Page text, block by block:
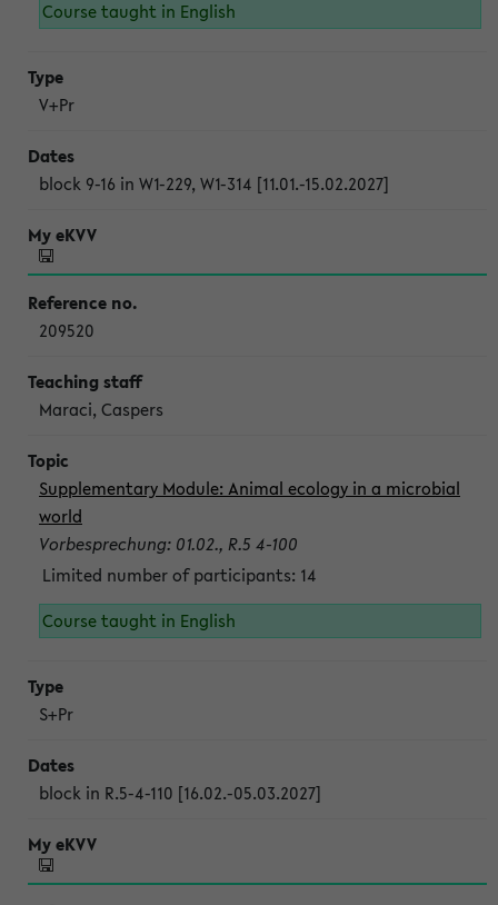
Course taught in English
V+Pr
block 9-16 in W1-229, W1-314 [11.01.-15.02.2027]
209520
Maraci, Caspers
Supplementary Module: Animal ecology in a microbial
world
Vorbesprechung: 01.02., R.5 4-100
Limited number of participants: 14
Course taught in English
S+Pr
block in R.5-4-110 [16.02.-05.03.2027]